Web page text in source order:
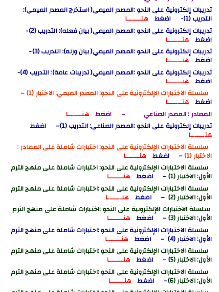
تدريبات إلكترونية على النحو :المصدر الميمي( استخرج المصدر الميمي):
التدريب (1)- اضغط
هنـــــــا
تدريبات إلكترونية على النحو :المصدر الميمي( بيان فعله): التدريب (2)-
اضغط هنـــــــا
تدريبات إلكترونية على النحو :المصدر الميمي( بيان وزنه): التدريب (3)-
اضغط هنـــــــا
تدريبات إلكترونية على النحو :المصدر الميمي( تدريبات عامة): التدريب (4)-
اضغط هنـــــــا
سلسلة الاختبارات الإلكترونية على النحو: المصدر الميمي: الاختبار (1) –
اضغط هنـــــــا
المصادر : المصدر الصناعي– اضغط هنـــــــا
تدريبات إلكترونية على النحو :المصدر الصناعي: التدريب (1) – اضغط
هنـــــــا
سلسلة الاختبارات الإلكترونية على النحو: اختبارات شاملة على المصادر :
الاختبار (1) – اضغط هنـــــــا
سلسلة الاختبارات الإلكترونية على النحو: اختبارات شاملة على منهج الترم
الأول: الاختبار (1) – اضغط هنـــــــا
سلسلة الاختبارات الإلكترونية على النحو :اختبارات شاملة على منهج الترم
الأول: الاختبار (2) – اضغط هنـــــــا
سلسلة الاختبارات الإلكترونية على النحو :اختبارات شاملة على منهج الترم
الأول: الاختبار (3) – اضغط هنـــــــا
سلسلة الاختبارات الإلكترونية على النحو :اختبارات شاملة على منهج الترم
الأول: الاختبار (4) – اضغط هنـــــــا
سلسلة الاختبارات الإلكترونية على النحو :اختبارات شاملة على منهج الترم
الأول: الاختبار (5 )– اضغط هنـــــــا
سلسلة الاختبارات الإلكترونية على النحو :اختبارات شاملة على منهج الترم
الأول: الاختبار (6) – اضغط هنـــــــا